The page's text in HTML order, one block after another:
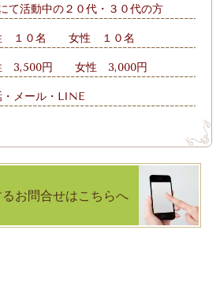
て活動中の２０代・３０代の方
１０名 女性 １０名
3,500円 女性 3,000円
・メール・LINE
お問合せはこちらへ